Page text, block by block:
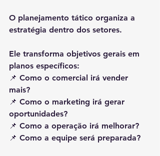
O planejamento tático organiza a
estratégia dentro dos setores.
Ele transforma objetivos gerais em
planos específicos:
📌 Como o comercial irá vender
mais?
📌 Como o marketing irá gerar
oportunidades?
📌 Como a operação irá melhorar?
📌 Como a equipe será preparada?